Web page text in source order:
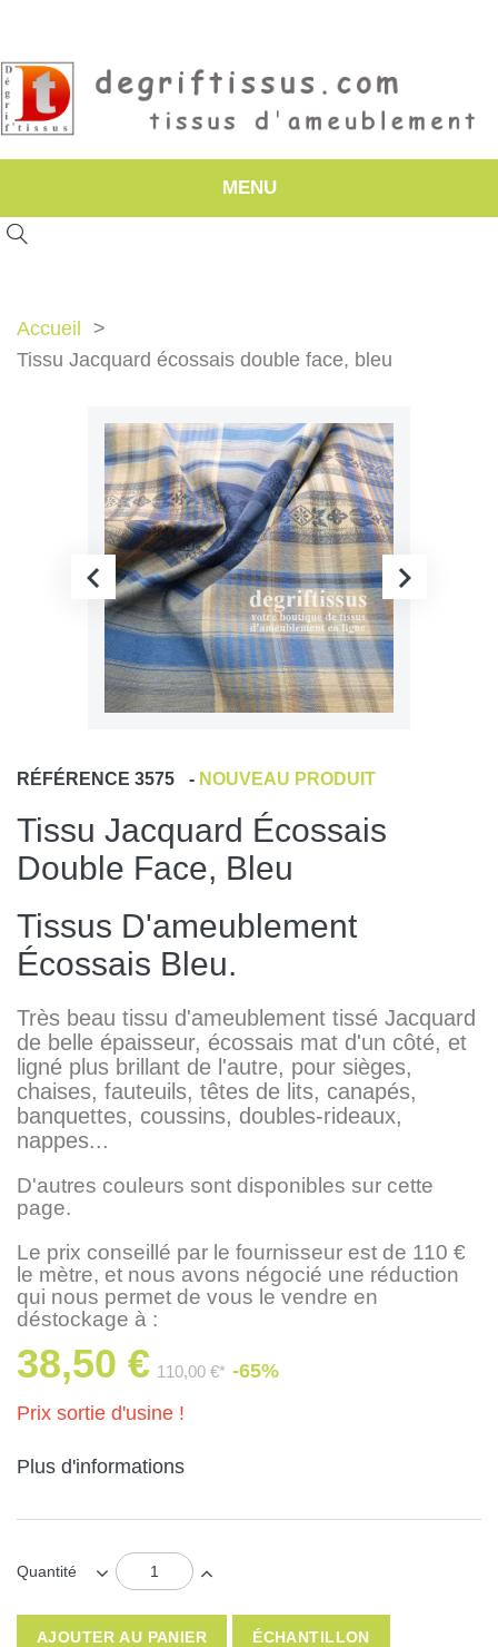
MENU
Accueil
Tissu Jacquard écossais double face, bleu
RÉFÉRENCE 3575 - NOUVEAU PRODUIT
Tissu Jacquard Écossais
Double Face, Bleu
Tissus D'ameublement
Écossais Bleu.
Très beau tissu d'ameublement tissé Jacquard
de belle épaisseur, écossais mat d'un côté, et
ligné plus brillant de l'autre, pour sièges,
chaises, fauteuils, têtes de lits, canapés,
banquettes, coussins, doubles-rideaux,
nappes...
D'autres couleurs sont disponibles sur cette
page.
Le prix conseillé par le fournisseur est de 110 €
le mètre, et nous avons négocié une réduction
qui nous permet de vous le vendre en
déstockage à :
38,50 € 110,00 €* -65%
Prix sortie d'usine !
Plus d'informations
Quantité
AJOUTER AU PANIER ÉCHANTILLON